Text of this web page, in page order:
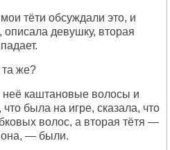
тёти обсуждали это, и
описала девушку, вторая
же?
каштановые волосы и
была на игре, сказала, что
волос, а вторая тётя —
она, — были.